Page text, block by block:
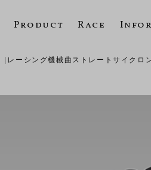
Product Race
レーシング機械曲ストレートサイクロ